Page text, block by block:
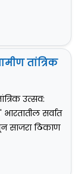
तांत्रिक
उत्सव:
भारतातील सर्वात
साजरा ठिकाण